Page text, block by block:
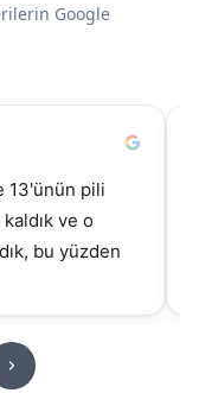
Google
13'ünün pili
ve o
bu yüzden